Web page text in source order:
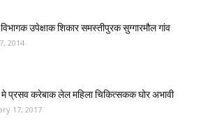
उपेक्षाक शिकार समस्तीपुरक सुग्गारमौल गांव
2014
प्रसव करेबाक लेल महिला चिकित्सकक घोर अभावी
17, 2017